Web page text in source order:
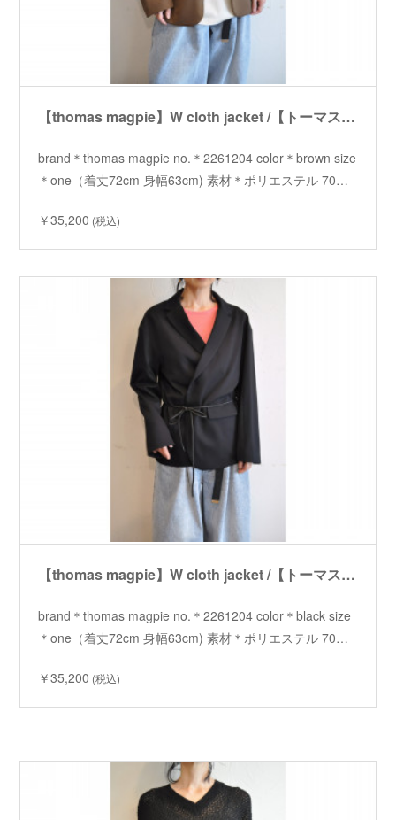
【thomas magpie】W cloth jacket /【トーマスマグパイ】ダブルクロスジャケット
brand＊thomas magpie no.＊2261204 color＊brown size
＊one（着丈72cm 身幅63cm) 素材＊ポリエステル 70…
￥35,200 (税込)
【thomas magpie】W cloth jacket /【トーマスマグパイ】ダブルクロスジャケット
brand＊thomas magpie no.＊2261204 color＊black size
＊one（着丈72cm 身幅63cm) 素材＊ポリエステル 70…
￥35,200 (税込)